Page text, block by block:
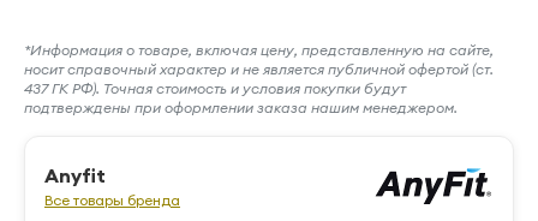
*Информация о товаре, включая цену, представленную на сайте,
носит справочный характер и не является публичной офертой (ст.
437 ГК РФ). Точная стоимость и условия покупки будут
подтверждены при оформлении заказа нашим менеджером.
Anyfit
Все товары бренда